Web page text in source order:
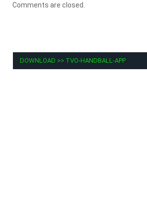
Comments are closed.
DOWNLOAD >> TVO-HANDBALL-APP